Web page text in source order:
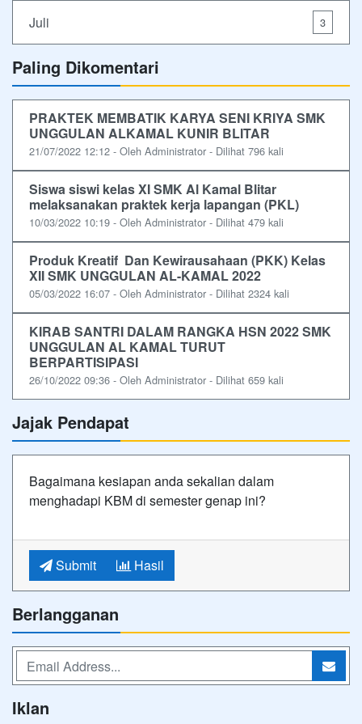
Juli 3
Paling Dikomentari
PRAKTEK MEMBATIK KARYA SENI KRIYA SMK
UNGGULAN ALKAMAL KUNIR BLITAR
21/07/2022 12:12 - Oleh Administrator - Dilihat 796 kali
Siswa siswi kelas XI SMK Al Kamal Blitar
melaksanakan praktek kerja lapangan (PKL)
10/03/2022 10:19 - Oleh Administrator - Dilihat 479 kali
Produk Kreatif Dan Kewirausahaan (PKK) Kelas
XII SMK UNGGULAN AL-KAMAL 2022
05/03/2022 16:07 - Oleh Administrator - Dilihat 2324 kali
KIRAB SANTRI DALAM RANGKA HSN 2022 SMK
UNGGULAN AL KAMAL TURUT
BERPARTISIPASI
26/10/2022 09:36 - Oleh Administrator - Dilihat 659 kali
Jajak Pendapat
Bagaimana kesiapan anda sekalian dalam
menghadapi KBM di semester genap ini?
Submit Hasil
Berlangganan
Iklan